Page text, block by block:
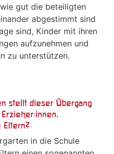
gut die beteiligten
abgestimmt sind
sind, Kinder mit ihren
aufzunehmen und
zu unterstützen.
stellt dieser Übergang
Eltern?
in die Schule